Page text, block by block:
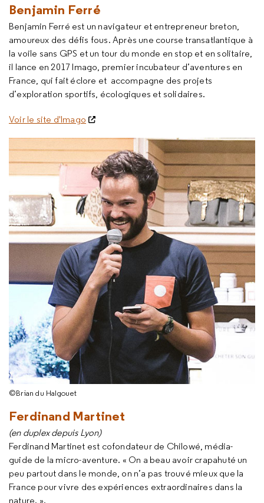
Benjamin Ferré
Benjamin Ferré est un navigateur et entrepreneur breton,
amoureux des défis fous. Après une course transatlantique à
la voile sans GPS et un tour du monde en stop et en solitaire,
il lance en 2017 Imago, premier incubateur d’aventures en
France, qui fait éclore et accompagne des projets
d’exploration sportifs, écologiques et solidaires.
Voir le site d'Imago
©Brian du Halgouet
Ferdinand Martinet
(en duplex depuis Lyon)
Ferdinand Martinet est cofondateur de Chilowé, média-
guide de la micro-aventure. « On a beau avoir crapahuté un
peu partout dans le monde, on n’a pas trouvé mieux que la
France pour vivre des expériences extraordinaires dans la
nature. ».